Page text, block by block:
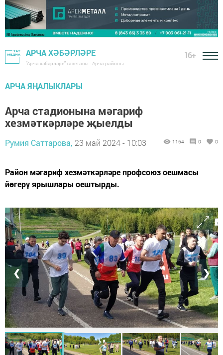
АРЧА ХӘБӘРЛӘРЕ
"Арча хәбәрләре" газетасы - Арча районы
16+
АРЧА ЯҢАЛЫКЛАРЫ
Арча стадионына мәгариф
хезмәткәрләре җыелды
Румия Саттарова, 23 май 2024 - 10:03 1164 0 0
Район мәгариф хезмәткәрләре профсоюз оешмасы
йөгерү ярышлары оештырды.
❮ ❯